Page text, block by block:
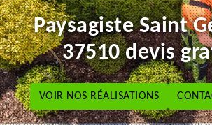
Paysagiste Saint
37510 devis
VOIR NOS RÉALISATIONS